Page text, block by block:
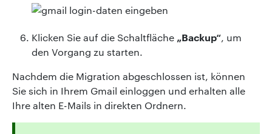
Klicken Sie auf die Schaltfläche „Backup“, um
den Vorgang zu starten.
Nachdem die Migration abgeschlossen ist, können
Sie sich in Ihrem Gmail einloggen und erhalten alle
Ihre alten E-Mails in direkten Ordnern.